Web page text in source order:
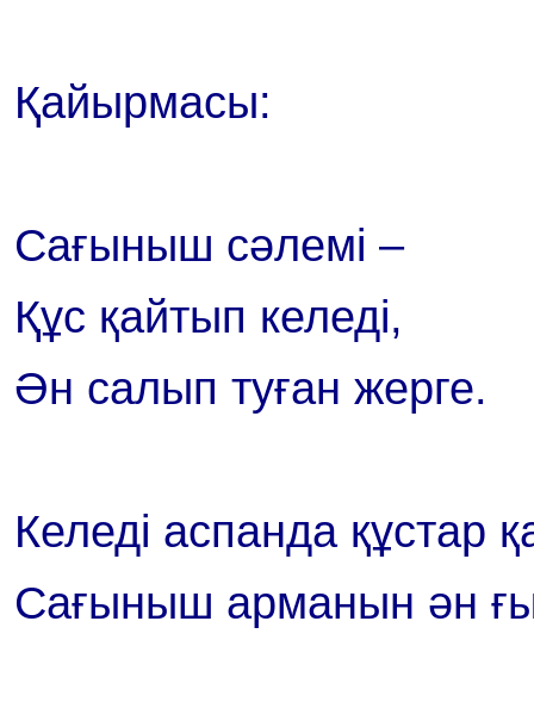
Қайырмасы:
Сағыныш сәлемі –
Құс қайтып келеді,
Ән салып туған жерге.
Келеді аспанда құстар
Сағыныш арманын ән